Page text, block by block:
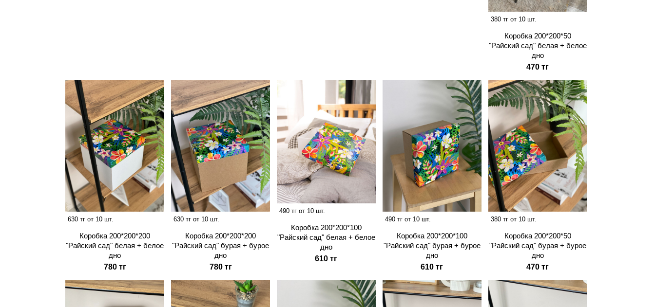
380 тг от 10 шт.
Коробка 200*200*50
"Райский сад" белая + белое
дно
470 тг
630 тг от 10 шт.
Коробка 200*200*200
"Райский сад" белая + белое
дно
780 тг
630 тг от 10 шт.
Коробка 200*200*200
"Райский сад" бурая + бурое
дно
780 тг
490 тг от 10 шт.
Коробка 200*200*100
"Райский сад" белая + белое
дно
610 тг
490 тг от 10 шт.
Коробка 200*200*100
"Райский сад" бурая + бурое
дно
610 тг
380 тг от 10 шт.
Коробка 200*200*50
"Райский сад" бурая + бурое
дно
470 тг